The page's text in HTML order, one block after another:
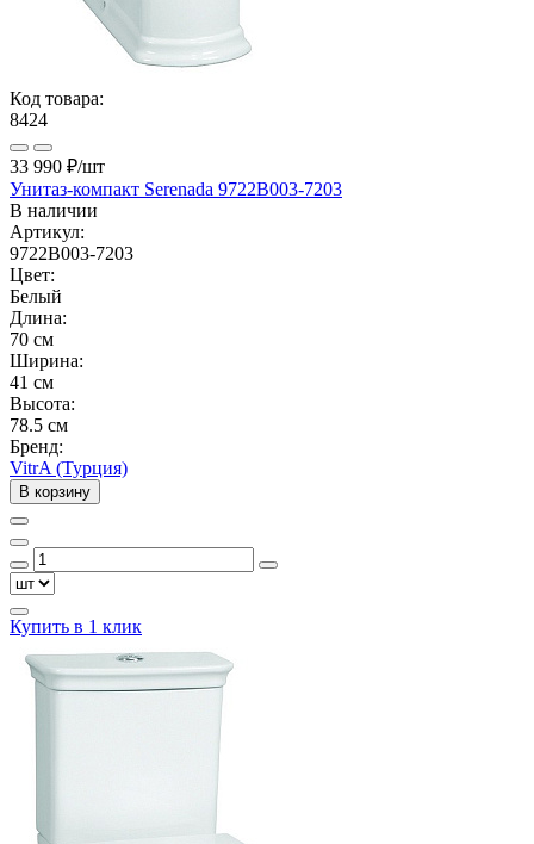
Код товара:
8424
33 990 ₽/шт
Унитаз-компакт Serenada 9722B003-7203
В наличии
Артикул:
9722B003-7203
Цвет:
Белый
Длина:
70 см
Ширина:
41 см
Высота:
78.5 см
Бренд:
VitrA (Турция)
В корзину
Купить в 1 клик